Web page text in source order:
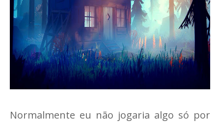
Normalmente eu não jogaria algo só por